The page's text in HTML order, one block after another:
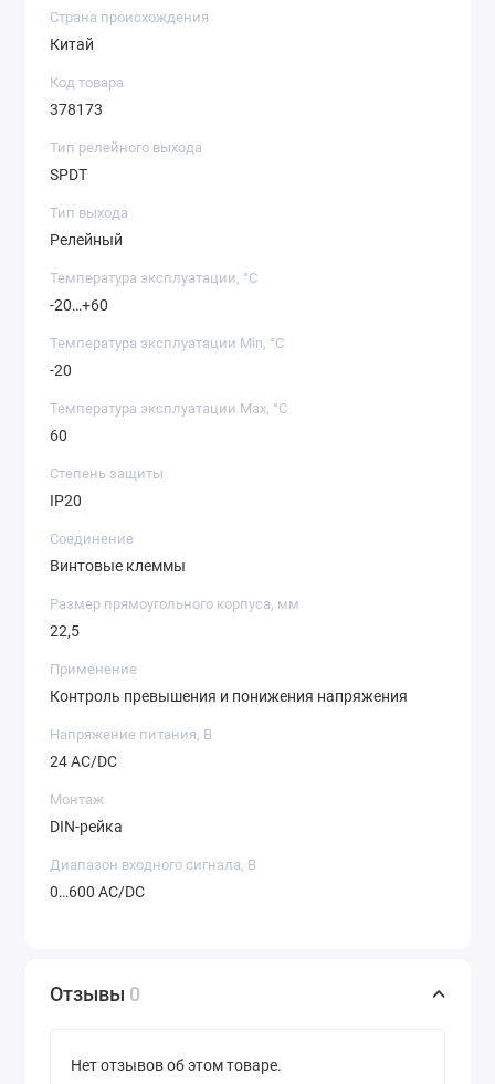
Страна происхождения
Китай
Код товара
378173
Тип релейного выхода
SPDT
Тип выхода
Релейный
Температура эксплуатации, °C
-20…+60
Температура эксплуатации Min, °C
-20
Температура эксплуатации Max, °C
60
Степень защиты
IP20
Соединение
Винтовые клеммы
Размер прямоугольного корпуса, мм
22,5
Применение
Контроль превышения и понижения напряжения
Напряжение питания, В
24 AC/DC
Монтаж
DIN-рейка
Диапазон входного сигнала, В
0…600 AC/DC
Отзывы 0
Нет отзывов об этом товаре.